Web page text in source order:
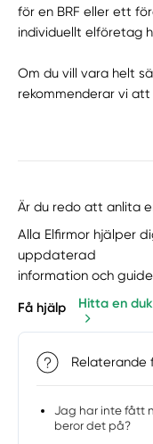
för en BRF eller ett
individuellt elföretag
Om du vill vara helt
rekommenderar vi
Är du redo att anlita
Alla Elfirmor hjälper
uppdaterad
information och
Få hjälp Hitta en
Relaterande
Jag har inte fått
beror det på?